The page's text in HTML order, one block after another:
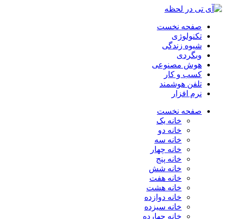
صفحه نخست
تکنولوژی
شیوه زندگی
وبگردی
هوش مصنوعی
کسب و کار
تلفن هوشمند
نرم افزار
صفحه نخست
خانه یک
خانه دو
خانه سه
خانه چهار
خانه پنج
خانه شش
خانه هفت
خانه هشت
خانه دوازده
خانه سیزده
خانه چهارده